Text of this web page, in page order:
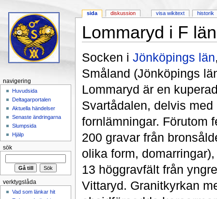
Lommaryd i F län
Socken i Jönköpings län
Småland (Jönköpings
Lommaryd är en
Svartådalen, delvis
fornlämningar. Förutom
200 gravar från
olika form,
13 höggravfält från
Vittaryd. Granitkyrkan
sida diskussion visa wikitext historik
navigering
Huvudsida
Deltagarportalen
Aktuella händelser
Senaste ändringarna
Slumpsida
Hjälp
sök
verktygslåda
Vad som länkar hit